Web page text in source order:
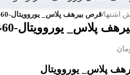
اشتها/قرص بیرهف پلاس_ یوروویتال-60عددی
پلاس_ یوروویتال-60عددی
پلاس_ یوروویتال